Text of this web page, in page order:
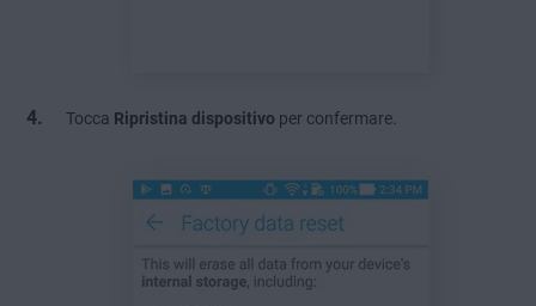
Tocca Ripristina dispositivo per confermare.